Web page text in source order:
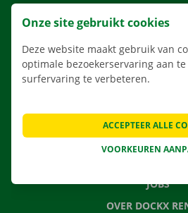
APP
VEELGESTELDE
NIEUWS
JOBS
OVER DOCKX
Onze site gebruikt cookies
Deze website maakt gebruik van
optimale bezoekerservaring aan
surfervaring te verbeteren.
VOORKEUREN
ACCEPTEER ALLE